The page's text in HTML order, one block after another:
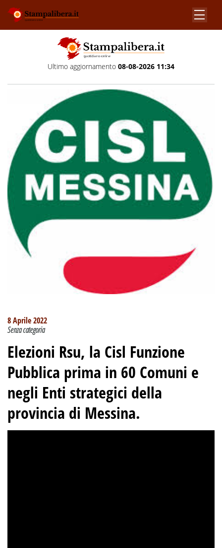
Ultimo aggiornamento 08-08-2026 11:34
8 Aprile 2022
Senza categoria
Elezioni Rsu, la Cisl Funzione
Pubblica prima in 60 Comuni e
negli Enti strategici della
provincia di Messina.